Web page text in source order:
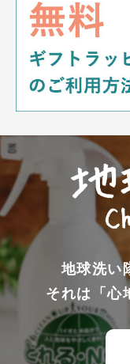
地球洗い
それは「心